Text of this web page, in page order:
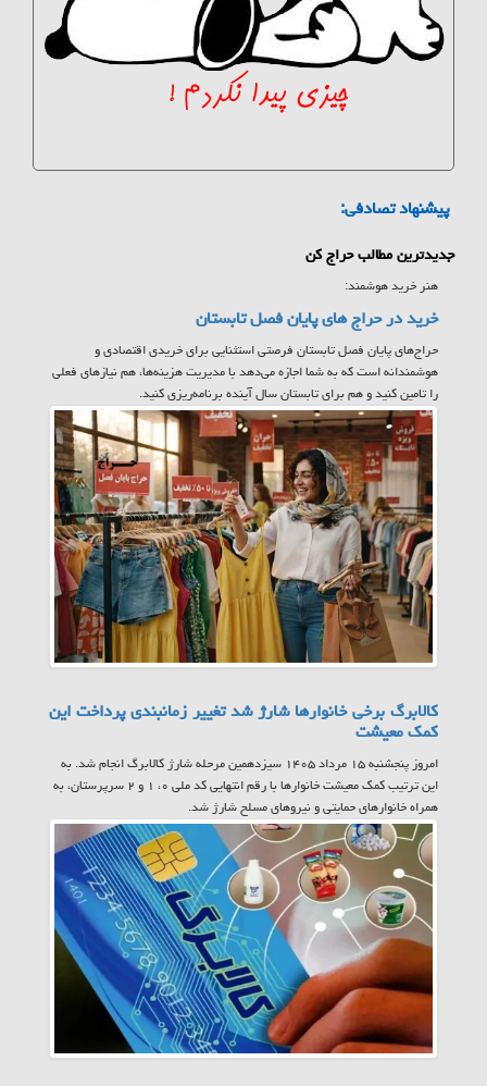
پیشنهاد تصادفی:
جدیدترین مطالب حراج کن
هنر خرید هوشمند:
خرید در حراج های پایان فصل تابستان
حراج‌های پایان فصل تابستان فرصتی استثنایی برای خریدی اقتصادی و
هوشمندانه است که به شما اجازه می‌دهد با مدیریت هزینه‌ها، هم نیازهای فعلی
را تامین کنید و هم برای تابستان سال آینده برنامه‌ریزی کنید.
کالابرگ برخی خانوارها شارژ شد تغییر زمانبندی پرداخت این
کمک معیشت
امروز پنجشنبه ۱۵ مرداد ۱۴۰۵ سیزدهمین مرحله شارژ کالابرگ انجام شد. به
این ترتیب کمک معیشت خانوارها با رقم انتهایی کد ملی ۰، ۱ و ۲ سرپرستان، به
همراه خانوارهای حمایتی و نیروهای مسلح شارژ شد.